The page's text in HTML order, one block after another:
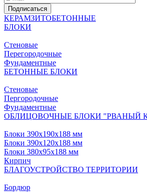
Подписаться
КЕРАМЗИТОБЕТОННЫЕ
БЛОКИ
Стеновые
Перегородочные
Фундаментные
БЕТОННЫЕ БЛОКИ
Стеновые
Пергородочные
Фундаментные
ОБЛИЦОВОЧНЫЕ БЛОКИ "РВАНЫЙ
Блоки 390х190х188 мм
Блоки 390х120х188 мм
Блоки 380х95х188 мм
Кирпич
БЛАГОУСТРОЙСТВО ТЕРРИТОРИИ
Бордюр